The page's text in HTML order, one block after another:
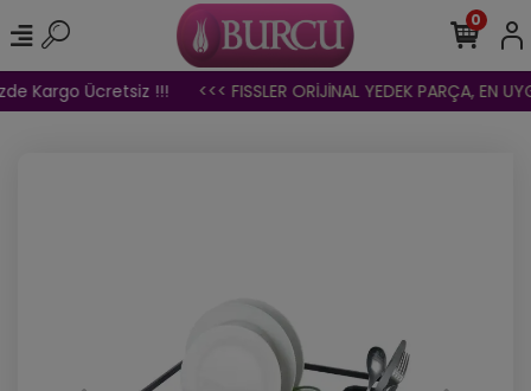
Kargo Ücretsiz !!! <<< FISSLER ORİJİNAL YEDEK PARÇA, EN
0